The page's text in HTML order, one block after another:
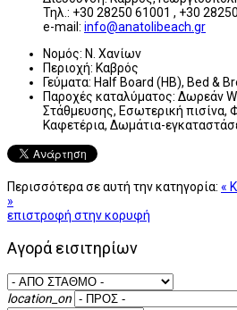
Τηλ.: +30 28250 61001 , +30
e-mail: info@anatolibeach.gr
Νομός: Ν. Χανίων
Περιοχή: Καβρός
Γεύματα: Half Board (HB), Bed &
Παροχές καταλύματος: Δωρεάν
Στάθμευσης, Εσωτερική πισίνα,
Καφετέρια, Δωμάτια-
Περισσότερα σε αυτή την κατηγορία: «
»
επιστροφή στην κορυφή
Αγορά εισιτηρίων
location_on